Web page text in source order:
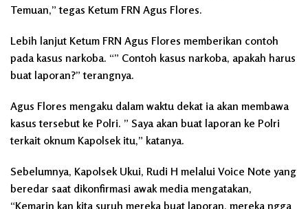
Temuan,” tegas Ketum FRN Agus Flores.
Lebih lanjut Ketum FRN Agus Flores memberikan contoh
pada kasus narkoba. “” Contoh kasus narkoba, apakah harus
buat laporan?” terangnya.
Agus Flores mengaku dalam waktu dekat ia akan membawa
kasus tersebut ke Polri. ” Saya akan buat laporan ke Polri
terkait oknum Kapolsek itu,” katanya.
Sebelumnya, Kapolsek Ukui, Rudi H melalui Voice Note yang
beredar saat dikonfirmasi awak media mengatakan,
“Kemarin kan kita suruh mereka buat laporan, mereka ngga